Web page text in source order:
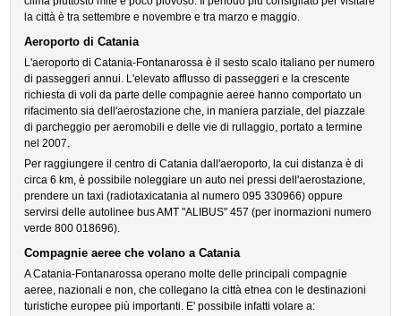
la città è tra settembre e novembre e tra marzo e maggio.
Aeroporto di Catania
L'aeroporto di Catania-Fontanarossa è il sesto scalo italiano per numero
di passeggeri annui. L'elevato afflusso di passeggeri e la crescente
richiesta di voli da parte delle compagnie aeree hanno comportato un
rifacimento sia dell'aerostazione che, in maniera parziale, del piazzale
di parcheggio per aeromobili e delle vie di rullaggio, portato a termine
nel 2007.
Per raggiungere il centro di Catania dall'aeroporto, la cui distanza è di
circa 6 km, è possibile noleggiare un auto nei pressi dell'aerostazione,
prendere un taxi (radiotaxicatania al numero 095 330966) oppure
servirsi delle autolinee bus AMT "ALIBUS" 457 (per inormazioni numero
verde 800 018696).
Compagnie aeree che volano a Catania
A Catania-Fontanarossa operano molte delle principali compagnie
aeree, nazionali e non, che collegano la città etnea con le destinazioni
turistiche europee più importanti. E' possibile infatti volare a: